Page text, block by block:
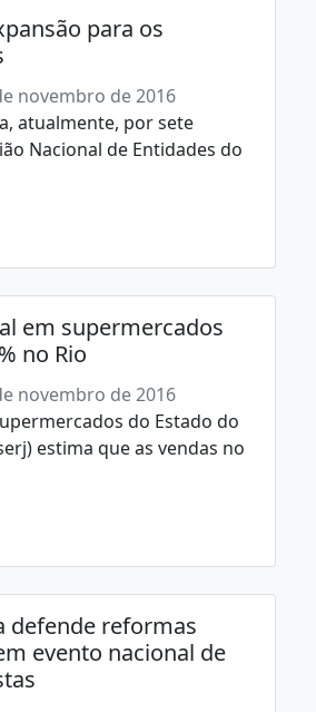
para os
novembro de 2016
atualmente, por sete
Nacional de Entidades do
em supermercados
no Rio
novembro de 2016
do Estado do
estima que as vendas no
defende reformas
evento nacional de